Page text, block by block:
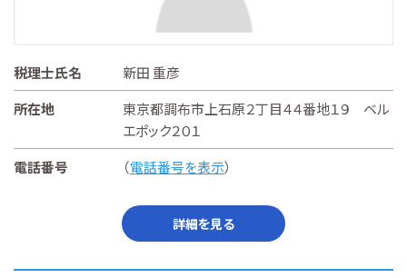
税理士氏名
新田 重彦
所在地
東京都調布市上石原２丁目４４番地１９ ベル
エポック２０１
電話番号
（電話番号を表示）
詳細を見る